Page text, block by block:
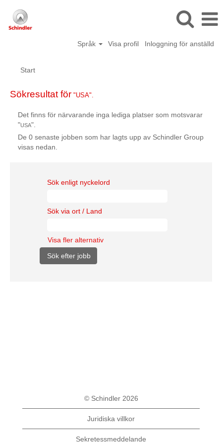
Språk Visa profil Inloggning för anställd
Start
Sökresultat för "USA".
Det finns för närvarande inga lediga platser som motsvarar
"USA".
De 0 senaste jobben som har lagts upp av Schindler Group
visas nedan.
Sök enligt nyckelord
Sök via ort / Land
Visa fler alternativ
© Schindler 2026
Juridiska villkor
Sekretessmeddelande